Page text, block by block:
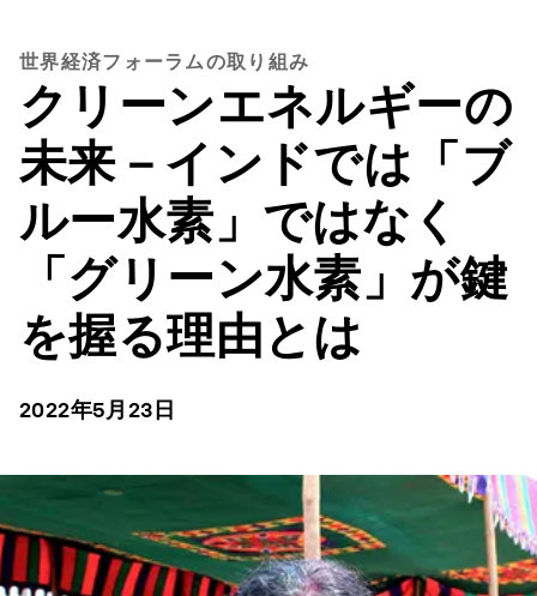
世界経済フォーラムの取り組み
クリーンエネルギーの
未来－インドでは「ブ
ルー水素」ではなく
「グリーン水素」が鍵
を握る理由とは
2022年5月23日